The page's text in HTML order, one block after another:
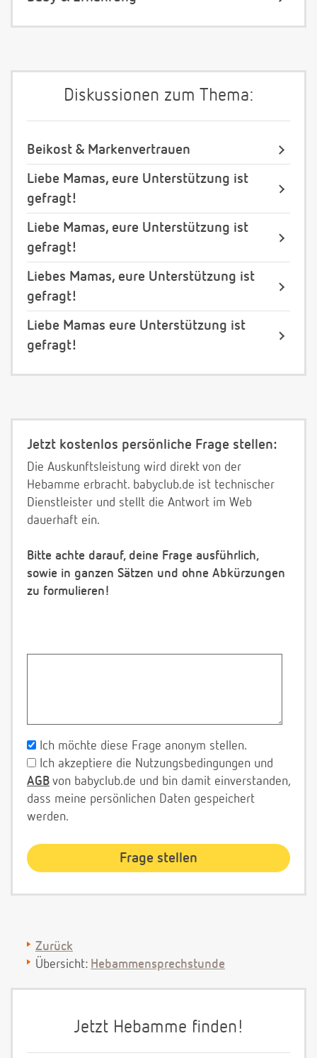
Diskussionen zum Thema:
Beikost & Markenvertrauen
Liebe Mamas, eure Unterstützung ist
gefragt!
Liebe Mamas, eure Unterstützung ist
gefragt!
Liebes Mamas, eure Unterstützung ist
gefragt!
Liebe Mamas eure Unterstützung ist
gefragt!
Jetzt kostenlos persönliche Frage stellen:
Die Auskunftsleistung wird direkt von der
Hebamme erbracht. babyclub.de ist technischer
Dienstleister und stellt die Antwort im Web
dauerhaft ein.
Bitte achte darauf, deine Frage ausführlich,
sowie in ganzen Sätzen und ohne Abkürzungen
zu formulieren!
Ich möchte diese Frage anonym stellen.
Ich akzeptiere die Nutzungsbedingungen und
AGB von babyclub.de und bin damit einverstanden,
dass meine persönlichen Daten gespeichert
werden.
Zurück
Übersicht: Hebammensprechstunde
Jetzt Hebamme finden!